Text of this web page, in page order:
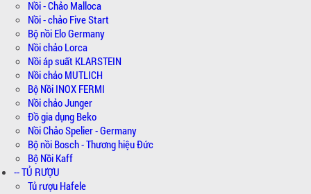
Nồi - Chảo Malloca
Nồi - chảo Five Start
Bộ nồi Elo Germany
Nồi chảo Lorca
Nồi áp suất KLARSTEIN
Nồi chảo MUTLICH
Bộ Nồi INOX FERMI
Nồi chảo Junger
Đồ gia dụng Beko
Nồi Chảo Spelier - Germany
Bộ nồi Bosch - Thương hiệu Đức
Bộ Nồi Kaff
-- TỦ RƯỢU
Tủ rượu Hafele